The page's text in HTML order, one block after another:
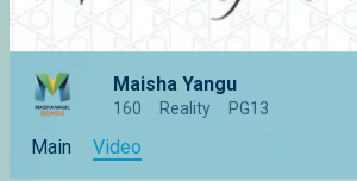
Maisha Yangu
160 Reality PG13
Main Video